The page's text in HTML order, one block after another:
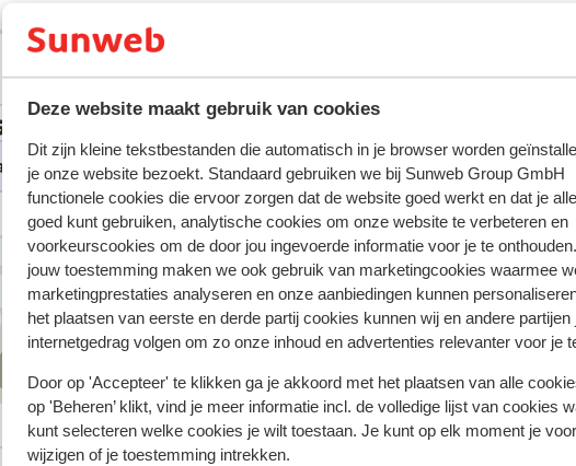
Deze website maakt gebruik van cookies
Dit zijn kleine tekstbestanden die automatisch in je browser worden
je onze website bezoekt. Standaard gebruiken we bij Sunweb Group GmbH
functionele cookies die ervoor zorgen dat de website goed werkt en dat je
goed kunt gebruiken, analytische cookies om onze website te verbeteren en
voorkeurscookies om de door jou ingevoerde informatie voor je te
jouw toestemming maken we ook gebruik van marketingcookies waarmee
marketingprestaties analyseren en onze aanbiedingen kunnen
het plaatsen van eerste en derde partij cookies kunnen wij en andere partijen
internetgedrag volgen om zo onze inhoud en advertenties relevanter voor je
Door op 'Accepteer' te klikken ga je akkoord met het plaatsen van alle
op 'Beheren’ klikt, vind je meer informatie incl. de volledige lijst van cookies
kunt selecteren welke cookies je wilt toestaan. Je kunt op elk moment je
wijzigen of je toestemming intrekken.
expérience client pour cet hébergement.
À proximité
Distance du centre-ville: environ 500 mètres
Distance jusqu'aux pistes de ski environ 300
Distance jusqu'aux remontées mécaniques
mètres